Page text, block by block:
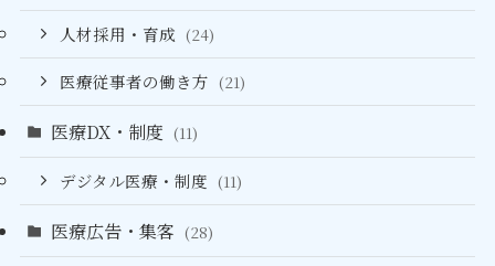
人材採用・育成 (24)
医療従事者の働き方 (21)
医療DX・制度 (11)
デジタル医療・制度 (11)
医療広告・集客 (28)